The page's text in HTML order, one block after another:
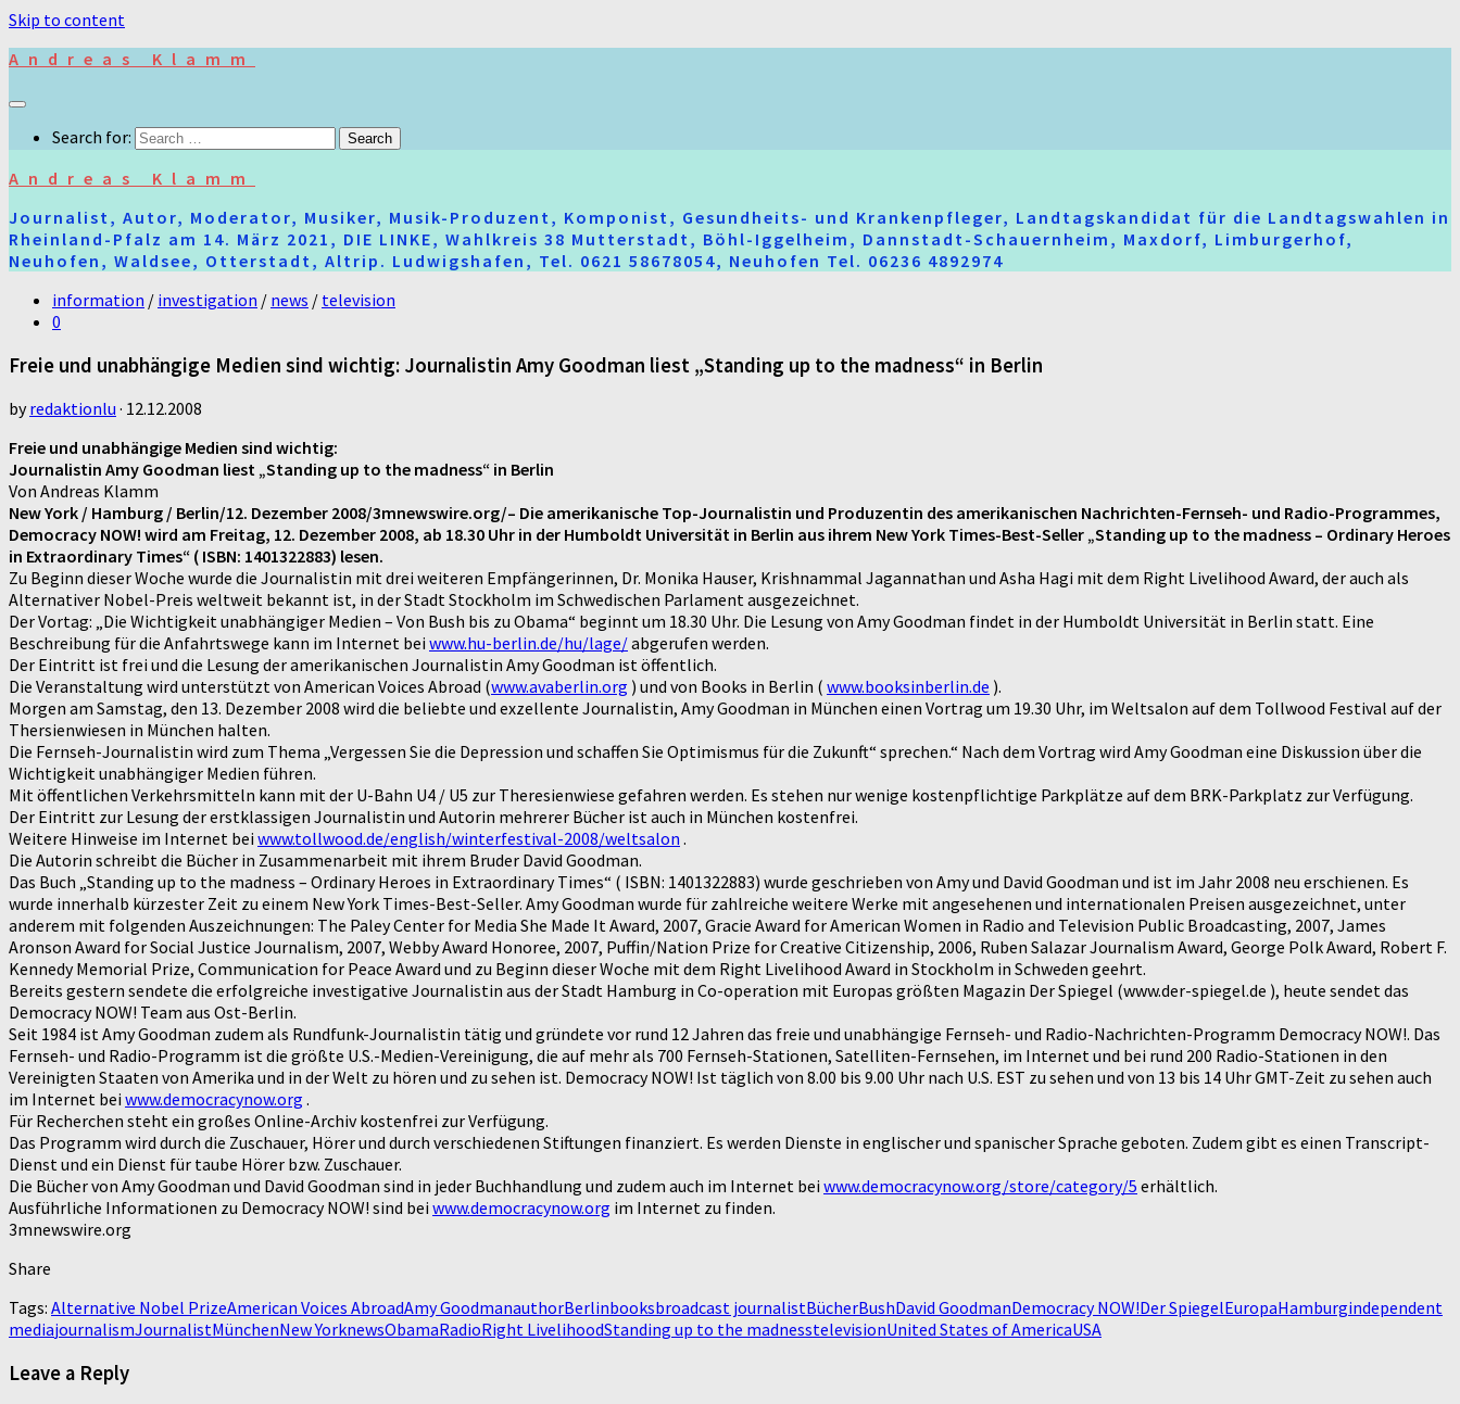
Skip to content
Andreas Klamm
Search for:
Andreas Klamm
Journalist, Autor, Moderator, Musiker, Musik-Produzent, Komponist, Gesundheits- und Krankenpfleger, Landtagskandidat für die Landtagswahlen in
Rheinland-Pfalz am 14. März 2021, DIE LINKE, Wahlkreis 38 Mutterstadt, Böhl-Iggelheim, Dannstadt-Schauernheim, Maxdorf, Limburgerhof,
Neuhofen, Waldsee, Otterstadt, Altrip. Ludwigshafen, Tel. 0621 58678054, Neuhofen Tel. 06236 4892974
information / investigation / news / television
0
Freie und unabhängige Medien sind wichtig: Journalistin Amy Goodman liest „Standing up to the madness“ in Berlin
byredaktionlu · 12.12.2008
Freie und unabhängige Medien sind wichtig:
Journalistin Amy Goodman liest „Standing up to the madness“ in Berlin
Von Andreas Klamm
New York / Hamburg / Berlin/12. Dezember 2008/3mnewswire.org/– Die amerikanische Top-Journalistin und Produzentin des amerikanischen Nachrichten-Fernseh- und Radio-Programmes,
Democracy NOW! wird am Freitag, 12. Dezember 2008, ab 18.30 Uhr in der Humboldt Universität in Berlin aus ihrem New York Times-Best-Seller „Standing up to the madness – Ordinary Heroes
in Extraordinary Times“ ( ISBN: 1401322883) lesen.
Zu Beginn dieser Woche wurde die Journalistin mit drei weiteren Empfängerinnen, Dr. Monika Hauser, Krishnammal Jagannathan und Asha Hagi mit dem Right Livelihood Award, der auch als
Alternativer Nobel-Preis weltweit bekannt ist, in der Stadt Stockholm im Schwedischen Parlament ausgezeichnet.
Der Vortag: „Die Wichtigkeit unabhängiger Medien – Von Bush bis zu Obama“ beginnt um 18.30 Uhr. Die Lesung von Amy Goodman findet in der Humboldt Universität in Berlin statt. Eine
Beschreibung für die Anfahrtswege kann im Internet bei www.hu-berlin.de/hu/lage/abgerufen werden.
Der Eintritt ist frei und die Lesung der amerikanischen Journalistin Amy Goodman ist öffentlich.
Die Veranstaltung wird unterstützt von American Voices Abroad (www.avaberlin.org ) und von Books in Berlin ( www.booksinberlin.de ).
Morgen am Samstag, den 13. Dezember 2008 wird die beliebte und exzellente Journalistin, Amy Goodman in München einen Vortrag um 19.30 Uhr, im Weltsalon auf dem Tollwood Festival auf der
Thersienwiesen in München halten.
Die Fernseh-Journalistin wird zum Thema „Vergessen Sie die Depression und schaffen Sie Optimismus für die Zukunft“ sprechen.“ Nach dem Vortrag wird Amy Goodman eine Diskussion über die
Wichtigkeit unabhängiger Medien führen.
Mit öffentlichen Verkehrsmitteln kann mit der U-Bahn U4 / U5 zur Theresienwiese gefahren werden. Es stehen nur wenige kostenpflichtige Parkplätze auf dem BRK-Parkplatz zur Verfügung.
Der Eintritt zur Lesung der erstklassigen Journalistin und Autorin mehrerer Bücher ist auch in München kostenfrei.
Weitere Hinweise im Internet bei www.tollwood.de/english/winterfestival-2008/weltsalon .
Die Autorin schreibt die Bücher in Zusammenarbeit mit ihrem Bruder David Goodman.
Das Buch „Standing up to the madness – Ordinary Heroes in Extraordinary Times“ ( ISBN: 1401322883) wurde geschrieben von Amy und David Goodman und ist im Jahr 2008 neu erschienen. Es
wurde innerhalb kürzester Zeit zu einem New York Times-Best-Seller. Amy Goodman wurde für zahlreiche weitere Werke mit angesehenen und internationalen Preisen ausgezeichnet, unter
anderem mit folgenden Auszeichnungen: The Paley Center for Media She Made It Award, 2007, Gracie Award for American Women in Radio and Television Public Broadcasting, 2007, James
Aronson Award for Social Justice Journalism, 2007, Webby Award Honoree, 2007, Puffin/Nation Prize for Creative Citizenship, 2006, Ruben Salazar Journalism Award, George Polk Award, Robert F.
Kennedy Memorial Prize, Communication for Peace Award und zu Beginn dieser Woche mit dem Right Livelihood Award in Stockholm in Schweden geehrt.
Bereits gestern sendete die erfolgreiche investigative Journalistin aus der Stadt Hamburg in Co-operation mit Europas größten Magazin Der Spiegel (www.der-spiegel.de ), heute sendet das
Democracy NOW! Team aus Ost-Berlin.
Seit 1984 ist Amy Goodman zudem als Rundfunk-Journalistin tätig und gründete vor rund 12 Jahren das freie und unabhängige Fernseh- und Radio-Nachrichten-Programm Democracy NOW!. Das
Fernseh- und Radio-Programm ist die größte U.S.-Medien-Vereinigung, die auf mehr als 700 Fernseh-Stationen, Satelliten-Fernsehen, im Internet und bei rund 200 Radio-Stationen in den
Vereinigten Staaten von Amerika und in der Welt zu hören und zu sehen ist. Democracy NOW! Ist täglich von 8.00 bis 9.00 Uhr nach U.S. EST zu sehen und von 13 bis 14 Uhr GMT-Zeit zu sehen auch
im Internet bei www.democracynow.org .
Für Recherchen steht ein großes Online-Archiv kostenfrei zur Verfügung.
Das Programm wird durch die Zuschauer, Hörer und durch verschiedenen Stiftungen finanziert. Es werden Dienste in englischer und spanischer Sprache geboten. Zudem gibt es einen Transcript-
Dienst und ein Dienst für taube Hörer bzw. Zuschauer.
Die Bücher von Amy Goodman und David Goodman sind in jeder Buchhandlung und zudem auch im Internet bei www.democracynow.org/store/category/5 erhältlich.
Ausführliche Informationen zu Democracy NOW! sind bei www.democracynow.org im Internet zu finden.
3mnewswire.org
Share
Tags: Alternative Nobel PrizeAmerican Voices AbroadAmy GoodmanauthorBerlinbooksbroadcast journalistBücherBushDavid GoodmanDemocracy NOW!Der SpiegelEuropaHamburgindependent
mediajournalismJournalistMünchenNew YorknewsObamaRadioRight LivelihoodStanding up to the madnesstelevisionUnited States of AmericaUSA
Leave a Reply